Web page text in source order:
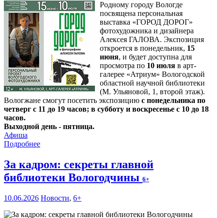
Родному городу Вологде
посвящена персональная
выставка «ГОРОД ДОРОГ»
фотохудожника и дизайнера
Алексея ГАЛОВА. Экспозиция
откроется в понедельник, 15
июня, и будет доступна для
просмотра по 10 июля в арт-
галерее «Атриум» Вологодской
областной научной библиотеки
(М. Ульяновой, 1, второй этаж).
Вологжане смогут посетить экспозицию с понедельника по
четверг с 11 до 19 часов; в субботу и воскресенье с 10 до 18
часов.
Выходной день - пятница.
Афиша
Подробнее
За кадром: секреты главной
библиотеки Вологодчины 6+
10.06.2026 Новости, 6+